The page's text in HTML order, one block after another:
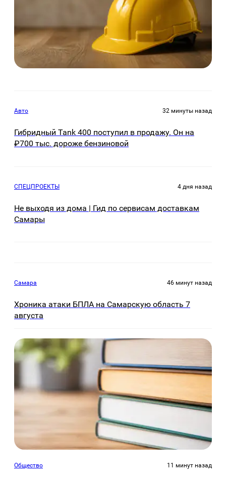
Авто 32 минуты назад
Гибридный Tank 400 поступил в продажу. Он на
₽700 тыс. дороже бензиновой
СПЕЦПРОЕКТЫ 4 дня назад
Не выходя из дома | Гид по сервисам доставкам
Самары
Самара 46 минут назад
Хроника атаки БПЛА на Самарскую область 7
августа
Общество 11 минут назад